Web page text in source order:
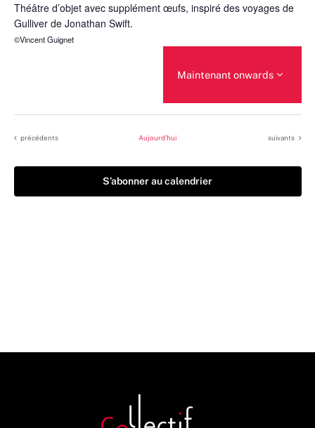
Théâtre d’objet avec supplément œufs, inspiré des voyages de
Gulliver de Jonathan Swift.
©Vincent Guignet
Maintenant onwards
date.
Évènements
précédents Aujourd’hui Évènements
suivants
S’abonner au calendrier